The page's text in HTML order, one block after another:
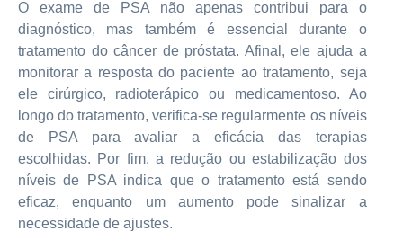
O exame de PSA não apenas contribui para o
diagnóstico, mas também é essencial durante o
tratamento do câncer de próstata. Afinal, ele ajuda a
monitorar a resposta do paciente ao tratamento, seja
ele cirúrgico, radioterápico ou medicamentoso. Ao
longo do tratamento, verifica-se regularmente os níveis
de PSA para avaliar a eficácia das terapias
escolhidas. Por fim, a redução ou estabilização dos
níveis de PSA indica que o tratamento está sendo
eficaz, enquanto um aumento pode sinalizar a
necessidade de ajustes.